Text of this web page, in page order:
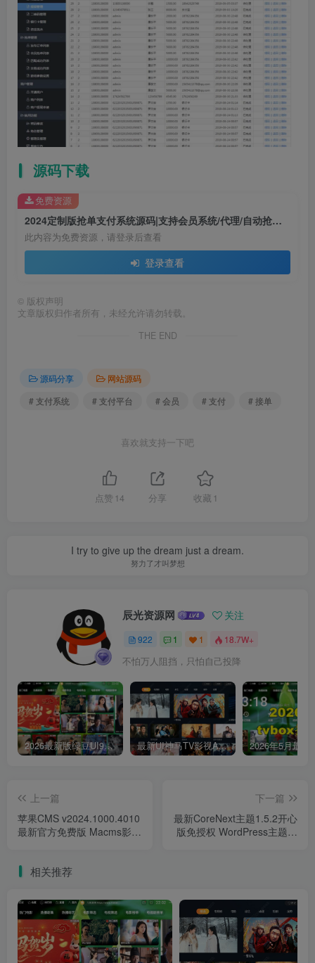
源码下载
2024定制版抢单支付系统源码|支持会员系统/代理/自动抢单接单
此内容为免费资源，请登录后查看
登录查看
免费资源
© 版权声明
文章版权归作者所有，未经允许请勿转载。
THE END
源码分享
网站源码
# 支付系统
# 支付平台 # 会员 # 支付 # 接单
喜欢就支持一下吧
点赞 14 分享 收藏 1
I try to give up the dream just a dream.
努力了才叫梦想
辰光资源网 关注
922 1 1 18.7W+
不怕万人阻挡，只怕自己投降
2026最新版绿豆UI9双端影视APP源码 最新UI神马TV影视APP源码 乐檬影视苹果CMS后台 包含前后端源码
上一篇
苹果CMS v2024.1000.4010
最新官方免费版 Macms影视
下一篇
最新CoreNext主题1.5.2开心
版免授权 WordPress主题模
相关推荐